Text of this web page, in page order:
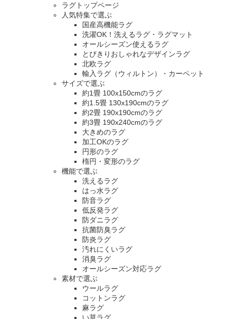
ラグトップページ
人気特集で選ぶ
国産高機能ラグ
洗濯OK！洗えるラグ・ラグマット
オールシーズン使えるラグ
とびきりおしゃれなデザインラグ
北欧ラグ
輸入ラグ（ウィルトン）・カーペット
サイズで選ぶ
約1畳 100x150cmのラグ
約1.5畳 130x190cmのラグ
約2畳 190x190cmのラグ
約3畳 190x240cmのラグ
大きめのラグ
加工OKのラグ
円形のラグ
楕円・変形のラグ
機能で選ぶ
洗えるラグ
はっ水ラグ
防音ラグ
低反発ラグ
防ダニラグ
抗菌防臭ラグ
防炎ラグ
汚れにくいラグ
消臭ラグ
オールシーズン対応ラグ
素材で選ぶ
ウールラグ
コットンラグ
麻ラグ